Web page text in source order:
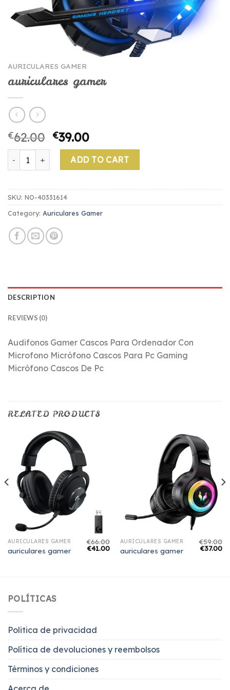
AURICULARES GAMER
auriculares gamer
€62.00 €39.00
auriculares gamer quantity
ADD TO CART
SKU: NO-40331614
Category: Auriculares Gamer
DESCRIPTION
REVIEWS (0)
Audifonos Gamer Cascos Para Ordenador Con
Microfono Micrófono Cascos Para Pc Gaming
Micrófono Cascos De Pc
RELATED PRODUCTS
AURICULARES GAMER
auriculares gamer
€66.00
€41.00
AURICULARES GAMER
auriculares gamer
€59.00
€37.00
POLÍTICAS
Politica de privacidad
Política de devoluciones y reembolsos
Términos y condiciones